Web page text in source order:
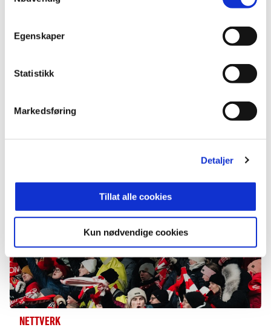
Egenskaper
Statistikk
Markedsføring
Detaljer
Tillat alle cookies
Kun nødvendige cookies
Vi tilbyr eksponering på alle våre digitale flater. Finn
bedrift.
NETTVERK